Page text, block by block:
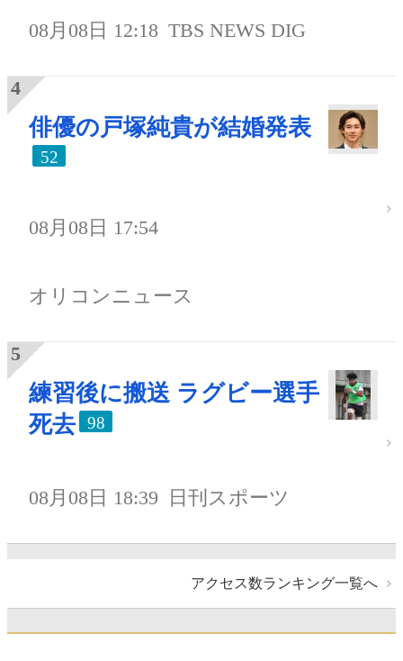
08月08日 12:18 TBS NEWS DIG
俳優の戸塚純貴が結婚発表
52
08月08日 17:54
オリコンニュース
練習後に搬送 ラグビー選手
死去
98
08月08日 18:39 日刊スポーツ
アクセス数ランキング一覧へ